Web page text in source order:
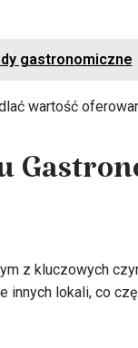
gastronomiczne
wartość
z kluczowych
lokali, co